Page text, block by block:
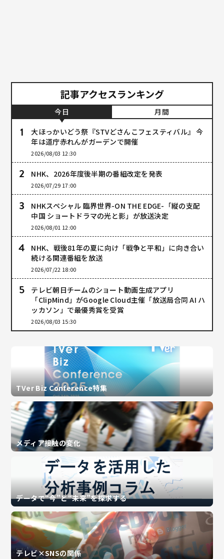
記事アクセスランキング
今日
月間
大ほっかいどう祭『STVどさんこフェスティバル』 今
年は道庁赤れんがガーデンで開催
2026/08/03 12:30
NHK、2026年度後半期の番組改定を発表
2026/07/29 17:00
NHKスペシャル 臨界世界-ON THE EDGE-「縦の支配
中国 ショートドラマの光と影」が放送決定
2026/08/01 12:00
NHK、戦後81年の夏に向け「戦争と平和」に向き合い
続ける関連番組を放送
2026/07/22 18:00
テレビ朝日チームのショート動画生成アプリ
「ClipMind」がGoogle Cloud主催「放送局合同 AI ハ
ッカソン」で最優秀賞を受賞
2026/08/03 15:30
TVer Biz Conference特集
メディア接触の変化
データで“今”と“未来”を探求する
テレビ×SNSの関係